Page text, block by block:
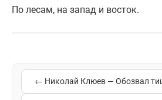
По лесам, на запад и восток.
← Николай Клюев — Обозвал